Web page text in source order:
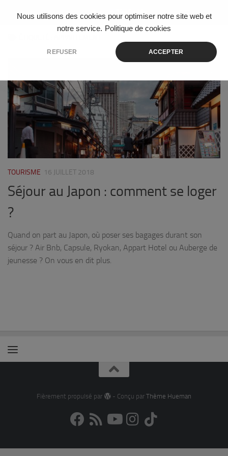
Nous utilisons des cookies pour optimiser notre site web et
notre service. Politique de cookies
REFUSER ACCEPTER
Skip to content
TOURISME 16 JUILLET 2018
Séjour au Japon : comment se loger
?
Quand on part au Japon, où poser ses bagages durant son
séjour ? Air Bnb, Capsule, Ryokan, Appart Hotel ou Auberge de
jeunesse ? On vous en dit plus.
Fièrement propulsé par - Conçu par Thème Hueman